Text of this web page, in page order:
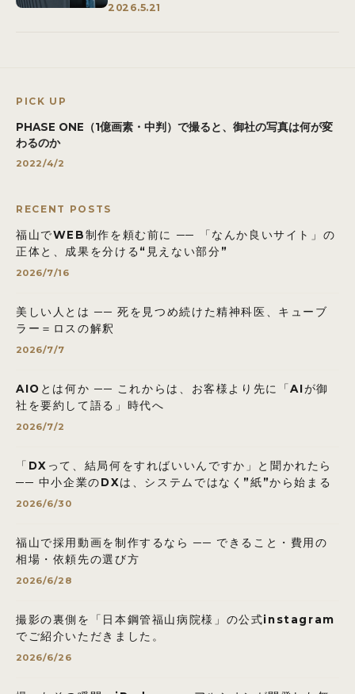
2026.5.21
PICK UP
PHASE ONE（1億画素・中判）で撮ると、御社の写真は何が変
わるのか
2022/4/2
RECENT POSTS
福山でWEB制作を頼む前に ── 「なんか良いサイト」の
正体と、成果を分ける“見えない部分”
2026/7/16
美しい人とは ── 死を見つめ続けた精神科医、キューブ
ラー＝ロスの解釈
2026/7/7
AIOとは何か ── これからは、お客様より先に「AIが御
社を要約して語る」時代へ
2026/7/2
「DXって、結局何をすればいいんですか」と聞かれたら
── 中小企業のDXは、システムではなく”紙”から始まる
2026/6/30
福山で採用動画を制作するなら ── できること・費用の
相場・依頼先の選び方
2026/6/28
撮影の裏側を「日本鋼管福山病院様」の公式instagram
でご紹介いただきました。
2026/6/26